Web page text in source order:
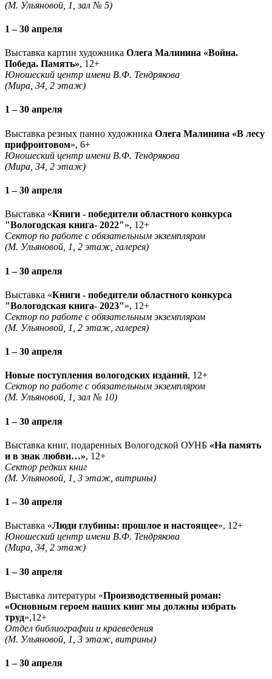
(М. Ульяновой, 1, зал № 5)
1 – 30 апреля
Выставка картин художника Олега Малинина «Война.
Победа. Память», 12+
Юношеский центр имени В.Ф. Тендрякова
(Мира, 34, 2 этаж)
1 – 30 апреля
Выставка резных панно художника Олега Малинина «В лесу
прифронтовом», 6+
Юношеский центр имени В.Ф. Тендрякова
(Мира, 34, 2 этаж)
1 – 30 апреля
Выставка «Книги - победители областного конкурса
"Вологодская книга- 2022"», 12+
Сектор по работе с обязательным экземпляром
(М. Ульяновой, 1, 2 этаж, галерея)
1 – 30 апреля
Выставка «Книги - победители областного конкурса
"Вологодская книга- 2023"», 12+
Сектор по работе с обязательным экземпляром
(М. Ульяновой, 1, 2 этаж, галерея)
1 – 30 апреля
Новые поступления вологодских изданий, 12+
Сектор по работе с обязательным экземпляром
(М. Ульяновой, 1, зал № 10)
1 – 30 апреля
Выставка книг, подаренных Вологодской ОУНБ «На память
и в знак любви…», 12+
Сектор редких книг
(М. Ульяновой, 1, 3 этаж, витрины)
1 – 30 апреля
Выставка «Люди глубины: прошлое и настоящее», 12+
Юношеский центр имени В.Ф. Тендрякова
(Мира, 34, 2 этаж)
1 – 30 апреля
Выставка литературы «Производственный роман:
«Основным героем наших книг мы должны избрать
труд»,12+
Отдел библиографии и краеведения
(М. Ульяновой, 1, 3 этаж, витрины)
1 – 30 апреля